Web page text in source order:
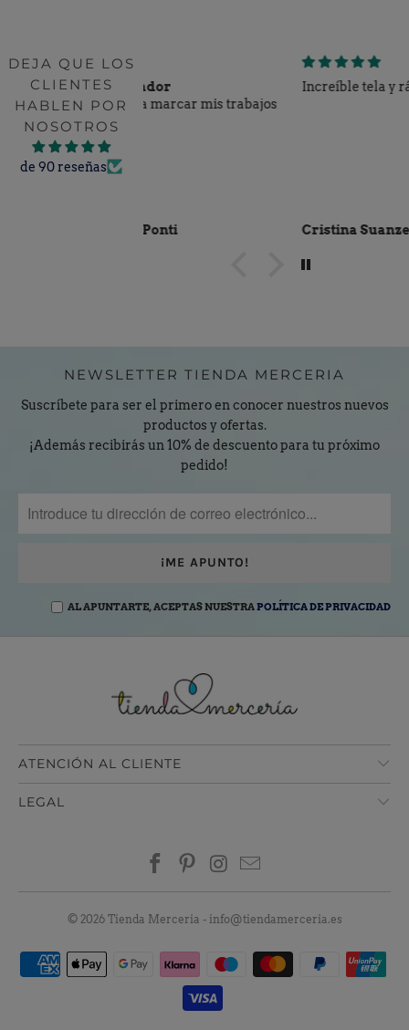
DEJA QUE LOS
CLIENTES
HABLEN POR
NOSOTROS
de 90 reseñas
mis trabajos
Increíble tela y rápido servicio!!
Cristina Suanzes
NEWSLETTER TIENDA MERCERIA
Suscríbete para ser el primero en conocer nuestros nuevos
productos y ofertas.
¡Además recibirás un 10% de descuento para tu próximo
pedido!
AL APUNTARTE, ACEPTAS NUESTRAPOLÍTICA DE PRIVACIDAD
ATENCIÓN AL CLIENTE
LEGAL
© 2026 Tienda Merceria - info@tiendamerceria.es